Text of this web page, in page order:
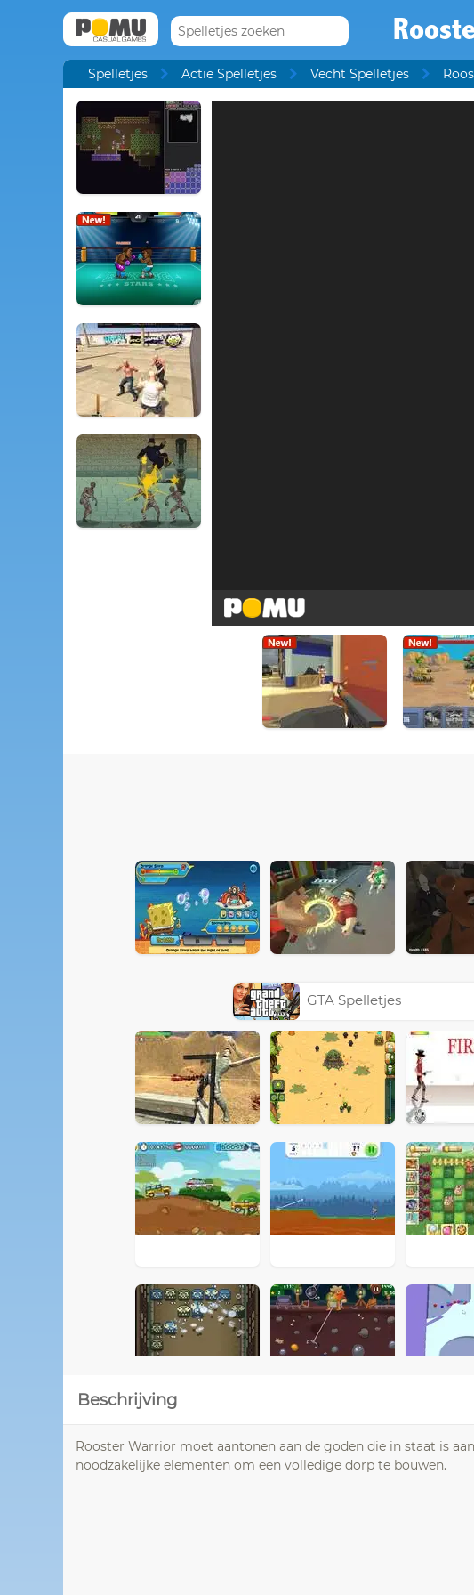
Spelletjes Actie Spelletjes Vecht Spelletjes
GTA Spelletjes
Beschrijving
Rooster Warrior moet aantonen aan de goden die in staat is
noodzakelijke elementen om een ​​volledige dorp te bouwen.